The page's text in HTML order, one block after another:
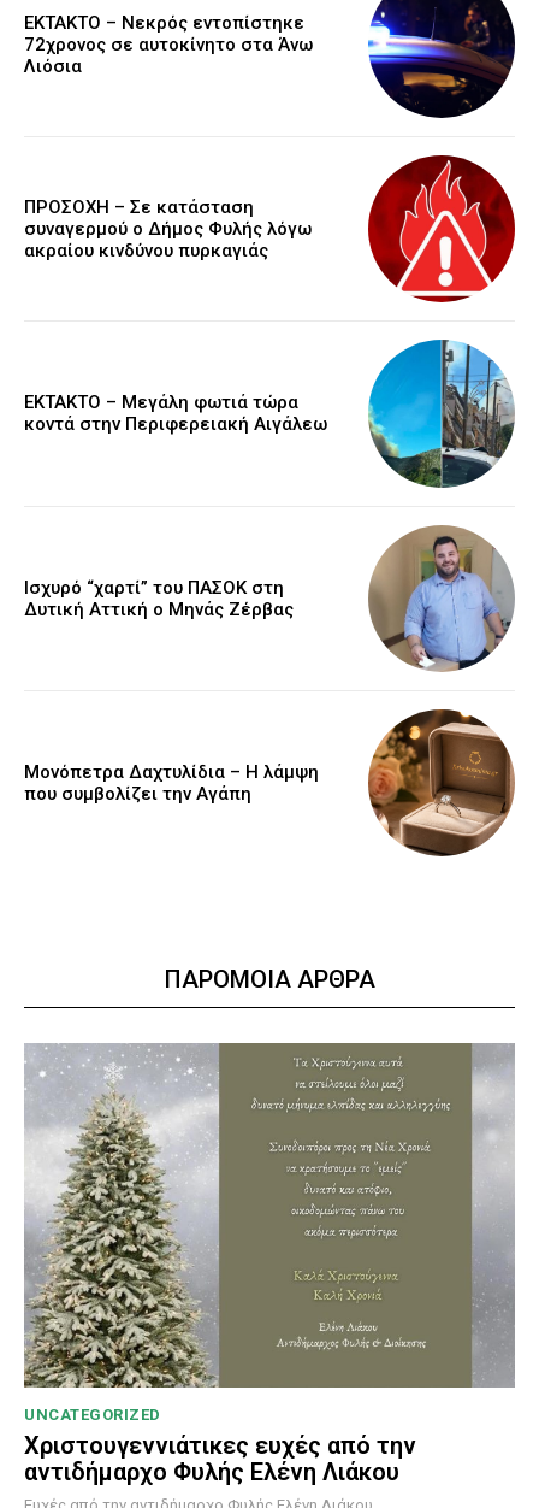
EKTAKTO – Νεκρός εντοπίστηκε
72χρονος σε αυτοκίνητο στα Άνω
Λιόσια
ΠΡΟΣΟΧΗ – Σε κατάσταση
συναγερμού ο Δήμος Φυλής λόγω
ακραίου κινδύνου πυρκαγιάς
ΕΚΤΑΚΤΟ – Μεγάλη φωτιά τώρα
κοντά στην Περιφερειακή Αιγάλεω
Ισχυρό “χαρτί” του ΠΑΣΟΚ στη
Δυτική Αττική ο Μηνάς Ζέρβας
Μονόπετρα Δαχτυλίδια – Η λάμψη
που συμβολίζει την Αγάπη
ΠΑΡΟΜΟΙΑ ΑΡΘΡΑ
UNCATEGORIZED
Χριστουγεννιάτικες ευχές από την
αντιδήμαρχο Φυλής Ελένη Λιάκου